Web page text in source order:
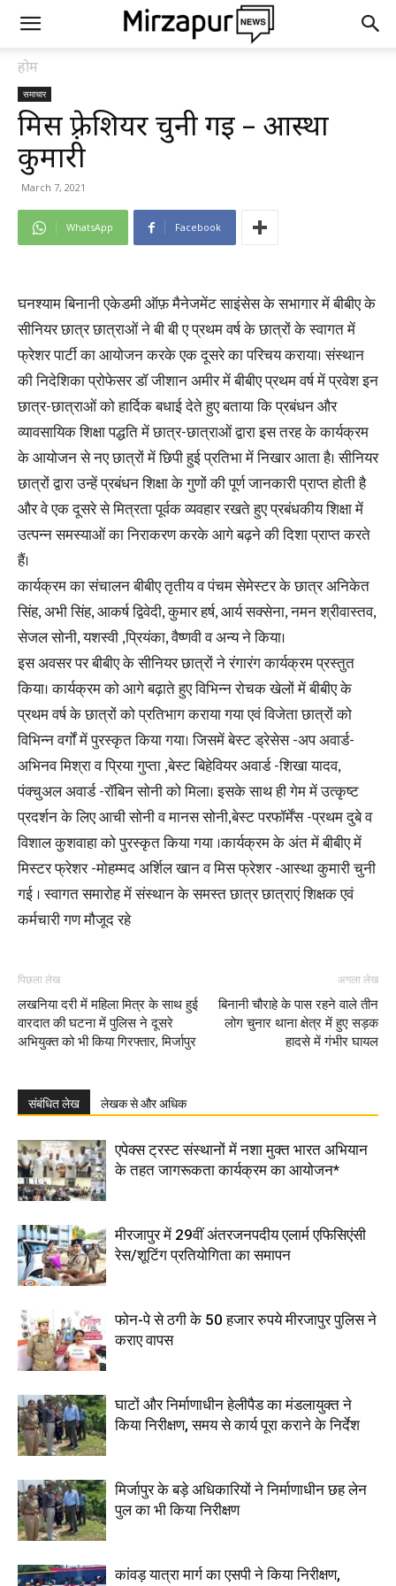
होम
समाचार
मिस फ़्रेशियर चुनी गई – आस्था
कुमारी
March 7, 2021
WhatsApp Facebook
घनश्याम बिनानी एकेडमी ऑफ़ मैनेजमेंट साइंसेस के सभागार में बीबीए के
सीनियर छात्र छात्राओं ने बी बी ए प्रथम वर्ष के छात्रों के स्वागत में
फ्रेशर पार्टी का आयोजन करके एक दूसरे का परिचय कराया। संस्थान
की निदेशिका प्रोफेसर डॉ जीशान अमीर में बीबीए प्रथम वर्ष में प्रवेश इन
छात्र-छात्राओं को हार्दिक बधाई देते हुए बताया कि प्रबंधन और
व्यावसायिक शिक्षा पद्धति में छात्र-छात्राओं द्वारा इस तरह के कार्यक्रम
के आयोजन से नए छात्रों में छिपी हुई प्रतिभा में निखार आता है। सीनियर
छात्रों द्वारा उन्हें प्रबंधन शिक्षा के गुणों की पूर्ण जानकारी प्राप्त होती है
और वे एक दूसरे से मित्रता पूर्वक व्यवहार रखते हुए प्रबंधकीय शिक्षा में
उत्पन्न समस्याओं का निराकरण करके आगे बढ़ने की दिशा प्राप्त करते
हैं।
कार्यक्रम का संचालन बीबीए तृतीय व पंचम सेमेस्टर के छात्र अनिकेत
सिंह, अभी सिंह, आकर्ष द्विवेदी, कुमार हर्ष, आर्य सक्सेना, नमन श्रीवास्तव,
सेजल सोनी, यशस्वी ,प्रियंका, वैष्णवी व अन्य ने किया।
इस अवसर पर बीबीए के सीनियर छात्रों ने रंगारंग कार्यक्रम प्रस्तुत
किया। कार्यक्रम को आगे बढ़ाते हुए विभिन्न रोचक खेलों में बीबीए के
प्रथम वर्ष के छात्रों को प्रतिभाग कराया गया एवं विजेता छात्रों को
विभिन्न वर्गों में पुरस्कृत किया गया। जिसमें बेस्ट ड्रेसेस -अप अवार्ड-
अभिनव मिश्रा व प्रिया गुप्ता ,बेस्ट बिहेवियर अवार्ड -शिखा यादव,
पंक्चुअल अवार्ड -रॉबिन सोनी को मिला। इसके साथ ही गेम में उत्कृष्ट
प्रदर्शन के लिए आची सोनी व मानस सोनी,बेस्ट परफॉर्मेंस -प्रथम दुबे व
विशाल कुशवाहा को पुरस्कृत किया गया ।कार्यक्रम के अंत में बीबीए में
मिस्टर फ्रेशर -मोहम्मद अर्शिल खान व मिस फ्रेशर -आस्था कुमारी चुनी
गई । स्वागत समारोह में संस्थान के समस्त छात्र छात्राएं शिक्षक एवं
कर्मचारी गण मौजूद रहे
पिछला लेख
लखनिया दरी में महिला मित्र के साथ हुई
वारदात की घटना में पुलिस ने दूसरे
अभियुक्त को भी किया गिरफ्तार, मिर्जापुर
अगला लेख
बिनानी चौराहे के पास रहने वाले तीन
लोग चुनार थाना क्षेत्र में हुए सड़क
हादसे में गंभीर घायल
संबंधित लेख लेखक से और अधिक
एपेक्स ट्रस्ट संस्थानों में नशा मुक्त भारत अभियान
के तहत जागरूकता कार्यक्रम का आयोजन*
मीरजापुर में 29वीं अंतरजनपदीय एलार्म एफिसिएंसी
रेस/शूटिंग प्रतियोगिता का समापन
फोन-पे से ठगी के 50 हजार रुपये मीरजापुर पुलिस ने
कराए वापस
घाटों और निर्माणाधीन हेलीपैड का मंडलायुक्त ने
किया निरीक्षण, समय से कार्य पूरा कराने के निर्देश
मिर्जापुर के बड़े अधिकारियों ने निर्माणाधीन छह लेन
पुल का भी किया निरीक्षण
कांवड़ यात्रा मार्ग का एसपी ने किया निरीक्षण,